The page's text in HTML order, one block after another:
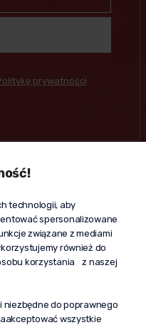
prywatności.
technologii, aby
spersonalizowane
związane z mediami
również do
korzystania z naszej
niezbędne do poprawnego
wszystkie